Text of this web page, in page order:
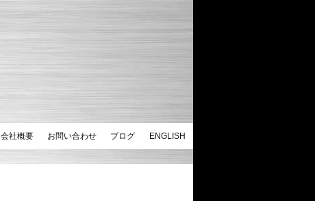
会社概要 お問い合わせ ブログ ENGLISH